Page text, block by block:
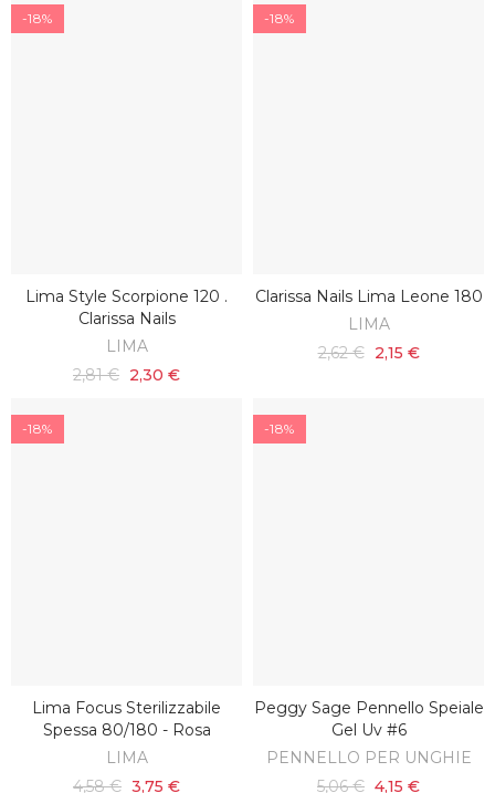
-18%
AGGIUNGI AL CARRELLO
Lima Style Scorpione 120 .
Clarissa Nails
LIMA
2,81 € 2,30 €
-18%
AGGIUNGI AL CARRELLO
Clarissa Nails Lima Leone 180
LIMA
2,62 € 2,15 €
-18%
AGGIUNGI AL CARRELLO
Lima Focus Sterilizzabile
Spessa 80/180 - Rosa
LIMA
4,58 € 3,75 €
-18%
AGGIUNGI AL CARRELLO
Peggy Sage Pennello Speiale
Gel Uv #6
PENNELLO PER UNGHIE
5,06 € 4,15 €